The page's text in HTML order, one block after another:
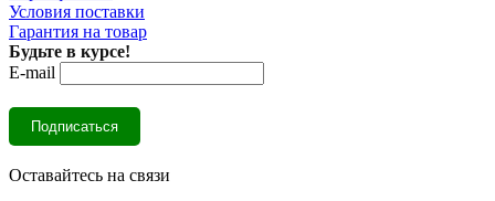
Условия поставки
Гарантия на товар
Будьте в курсе!
E-mail
Оставайтесь на связи